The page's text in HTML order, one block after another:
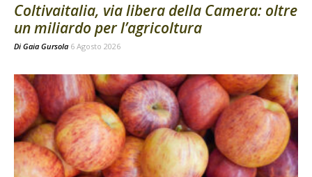
Coltivaitalia, via libera della Camera: oltre
un miliardo per l’agricoltura
Di Gaia Gursola 6 Agosto 2026